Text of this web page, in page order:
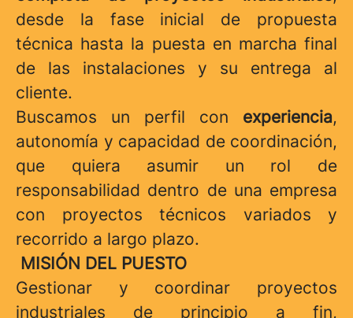
desde la fase inicial de propuesta
técnica hasta la puesta en marcha final
de las instalaciones y su entrega al
cliente.
Buscamos un perfil con experiencia,
autonomía y capacidad de coordinación,
que quiera asumir un rol de
responsabilidad dentro de una empresa
con proyectos técnicos variados y
recorrido a largo plazo.
MISIÓN DEL PUESTO
Gestionar y coordinar proyectos
industriales de principio a fin,